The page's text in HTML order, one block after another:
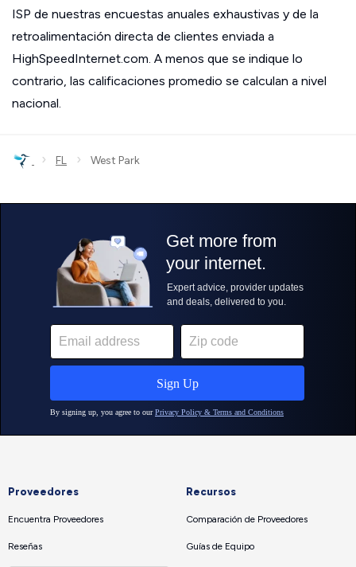
ISP de nuestras encuestas anuales exhaustivas y de la
retroalimentación directa de clientes enviada a
HighSpeedInternet.com. A menos que se indique lo
contrario, las calificaciones promedio se calculan a nivel
nacional.
› FL › West Park
Proveedores
Encuentra Proveedores
Reseñas
Recursos
Comparación de Proveedores
Guías de Equipo